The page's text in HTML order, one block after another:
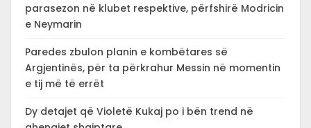
parasezon në klubet respektive, përfshirë Modricin
e Neymarin
Paredes zbulon planin e kombëtares së
Argjentinës, për ta përkrahur Messin në momentin
e tij më të errët
Dy detajet që Violetë Kukaj po i bën trend në